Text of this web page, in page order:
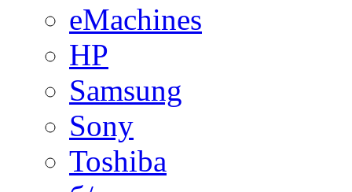
eMachines
HP
Samsung
Sony
Toshiba